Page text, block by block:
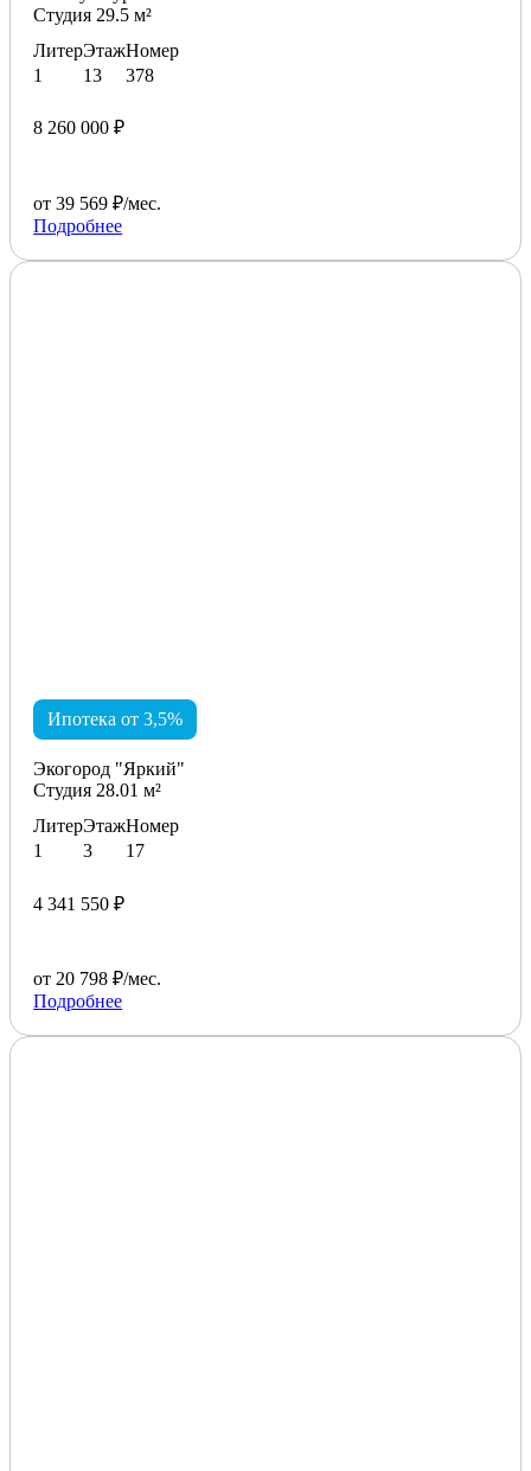
Студия 29.5 м²
Литер
1
Этаж
13
Номер
378
8 260 000 ₽
от 39 569 ₽/мес.
Подробнее
Ипотека от 3,5%
Экогород "Яркий"
Студия 28.01 м²
Литер
1
Этаж
3
Номер
17
4 341 550 ₽
от 20 798 ₽/мес.
Подробнее